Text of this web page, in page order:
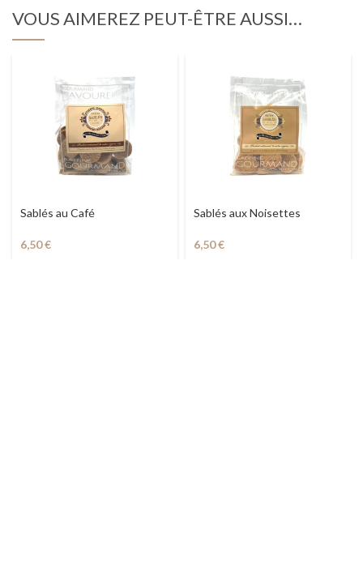
VOUS AIMEREZ PEUT-ÊTRE AUSSI…
Sablés au Café
6,50€
Sablés aux Noisettes
6,50€